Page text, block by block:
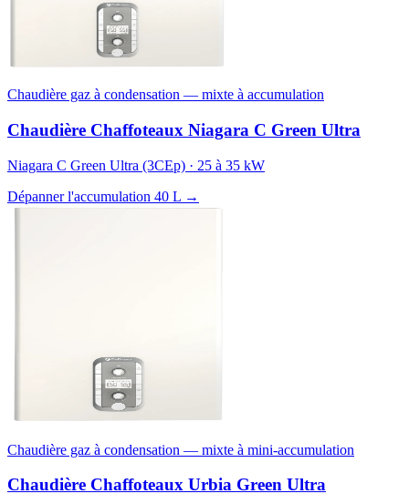
Chaudière gaz à condensation — mixte à accumulation
Chaudière Chaffoteaux Niagara C Green Ultra
Niagara C Green Ultra (3CEp) · 25 à 35 kW
Dépanner l'accumulation 40 L →
Chaudière gaz à condensation — mixte à mini-accumulation
Chaudière Chaffoteaux Urbia Green Ultra